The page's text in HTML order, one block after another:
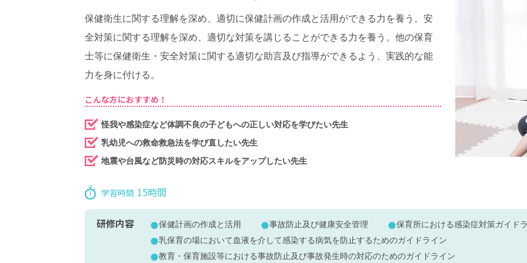
保健衛生に関する理解を深め、適切に保健計画の作成と活用ができる力を養う。安
全対策に関する理解を深め、適切な対策を講じることができる力を養う。他の保育
士等に保健衛生・安全対策に関する適切な助言及び指導ができるよう、実践的な能
力を身に付ける。
こんな方におすすめ！
怪我や感染症など体調不良の子どもへの正しい対応を学びたい先生
乳幼児への救命救急法を学び直したい先生
地震や台風など防災時の対応スキルをアップしたい先生
学習時間 15時間
研修内容 保健計画の作成と活用 事故防止及び健康安全管理
保育所における感染症対策ガイド
乳保育の場において血液を介して感染する病気を防止するためのガイドライン
教育・保育施設等における事故防止及び事故発生時の対応のためのガイドライン